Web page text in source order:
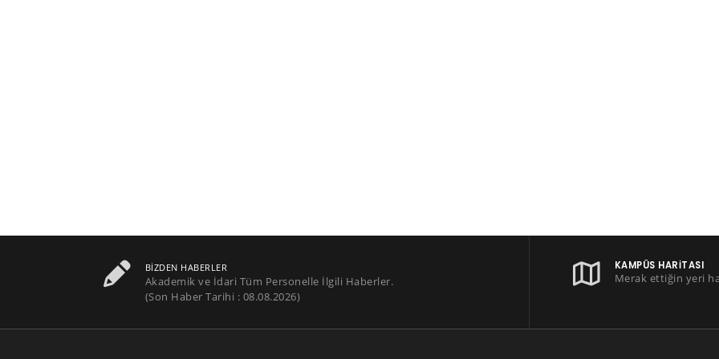
BIZDEN HABERLER
Akademik ve İdari Tüm Personelle İlgili Haberler.
(Son Haber Tarihi : 08.08.2026)
KAMPÜS HARITASI
Merak ettiğin yeri